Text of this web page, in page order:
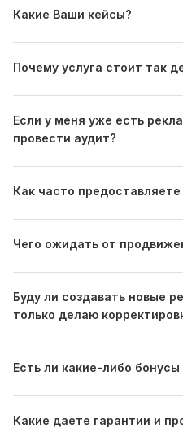
карточках (у меня много
Файлы
ВАЖНО!!! СМОТРИТЕ
ВАЖНО!!! СМОТРИТЕ КЕЙС
ВАЖНО!!! СМОТРИТЕ
ВАЖНО!!! СМОТРИТЕ
ВАЖНО!!! СМОТРИТЕ
ВАЖНО!!! СМОТРИТЕ КЕЙС
ВАЖНО!!! СМОТРИТЕ
ВАЖНО!!! СМОТРИТЕ
Какие Ваши кейсы?
Почему услуга стоит так
Если у меня уже есть
провести аудит?
Как часто
Чего ожидать от
Буду ли создавать новые
только делаю
Есть ли какие-либо
Какие даете гарантии и